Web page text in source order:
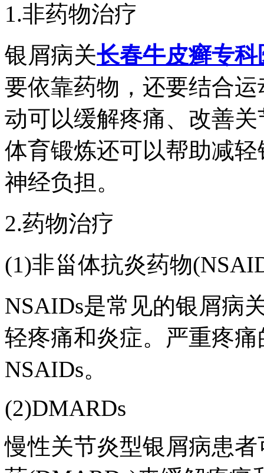
1.非药物治疗
银屑病关长春牛皮癣专科
要依靠药物，还要结合
动可以缓解疼痛、改善
体育锻炼还可以帮助减
神经负担。
2.药物治疗
(1)非甾体抗炎药物
NSAIDs是常见的银屑病
轻疼痛和炎症。严重疼
NSAIDs。
(2)DMARDs
慢性关节炎型银屑病患